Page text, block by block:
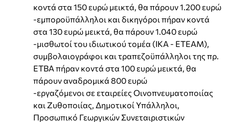
κοντά στα 150 ευρώ μεικτά, θα πάρουν 1.200 ευρώ
-εμποροϋπάλληλοι και δικηγόροι πήραν κοντά
στα 130 ευρώ μεικτά, θα πάρουν 1.040 ευρώ
-μισθωτοί του ιδιωτικού τομέα (ΙΚΑ - ΕΤΕΑΜ),
συμβολαιογράφοι και τραπεζοϋπάλληλοι της πρ.
ΕΤΒΑ πήραν κοντά στα 100 ευρώ μεικτά, θα
πάρουν αναδρομικά 800 ευρώ
-εργαζόμενοι σε εταιρείες Οινοπνευματοποιίας
και Ζυθοποιίας, Δημοτικοί Υπάλληλοι,
Προσωπικό Γεωργικών Συνεταιριστικών